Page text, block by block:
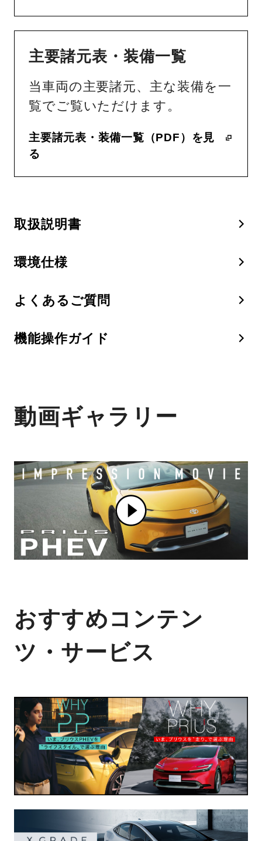
主要諸元表・装備一覧
当車両の主要諸元、主な装備を一
覧でご覧いただけます。
主要諸元表・装備一覧（PDF）を見
る
取扱説明書
環境仕様
よくあるご質問
機能操作ガイド
動画ギャラリー
おすすめコンテン
ツ・サービス